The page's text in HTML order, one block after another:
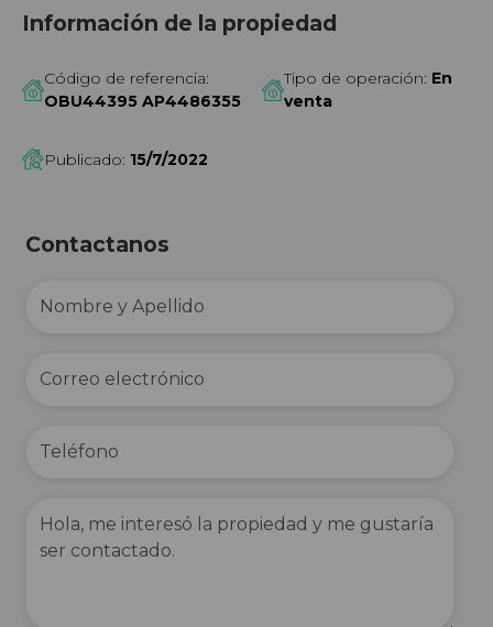
Información de la propiedad
Código de referencia:
OBU44395 AP4486355
Tipo de operación: En
venta
Publicado: 15/7/2022
Contactanos